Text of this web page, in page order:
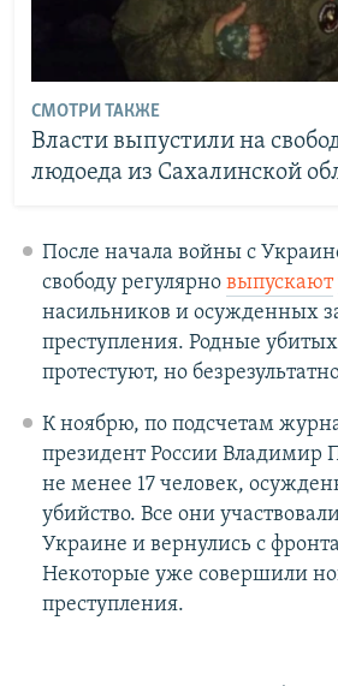
СМОТРИ ТАКЖЕ
Власти выпустили на
людоеда из Сахалинской
После начала войны с
свободу регулярно выпускают
насильников и осужденных
преступления. Родные
протестуют, но
К ноябрю, по подсчетам
президент России Владимир
не менее 17 человек,
убийство. Все они
Украине и вернулись с
Некоторые уже совершили
преступления.